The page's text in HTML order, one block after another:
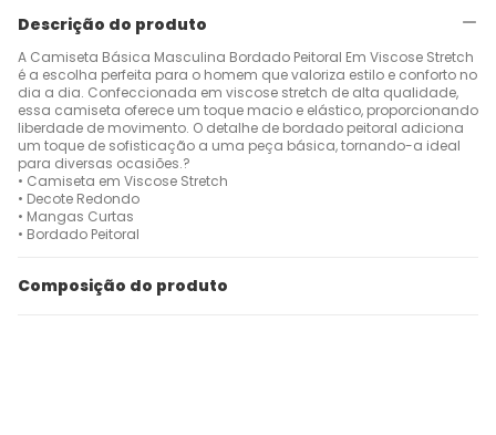
Descrição do produto
A Camiseta Básica Masculina Bordado Peitoral Em Viscose Stretch
é a escolha perfeita para o homem que valoriza estilo e conforto no
dia a dia. Confeccionada em viscose stretch de alta qualidade,
essa camiseta oferece um toque macio e elástico, proporcionando
liberdade de movimento. O detalhe de bordado peitoral adiciona
um toque de sofisticação a uma peça básica, tornando-a ideal
para diversas ocasiões.?
• Camiseta em Viscose Stretch
• Decote Redondo
• Mangas Curtas
• Bordado Peitoral
Composição do produto